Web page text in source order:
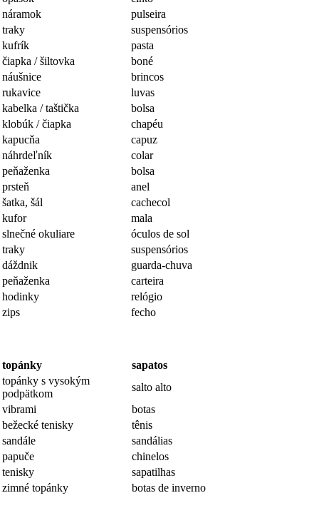
náramok
pulseira
traky
suspensórios
kufrík
pasta
čiapka / šiltovka
boné
náušnice
brincos
rukavice
luvas
kabelka / taštička
bolsa
klobúk / čiapka
chapéu
kapucňa
capuz
náhrdeľník
colar
peňaženka
bolsa
prsteň
anel
šatka, šál
cachecol
kufor
mala
slnečné okuliare
óculos de sol
traky
suspensórios
dáždnik
guarda-chuva
peňaženka
carteira
hodinky
relógio
zips
fecho
topánky
sapatos
topánky s vysokým
podpätkom
salto alto
vibrami
botas
bežecké tenisky
tênis
sandále
sandálias
papuče
chinelos
tenisky
sapatilhas
zimné topánky
botas de inverno